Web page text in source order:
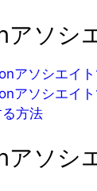
アソシ
アソシエイ
アソシエイ
方法
アソシ